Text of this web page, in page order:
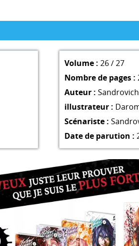
Volume : 26 / 27
Nombre de pages :
Auteur :
illustrateur :
Scénariste :
Date de parution :